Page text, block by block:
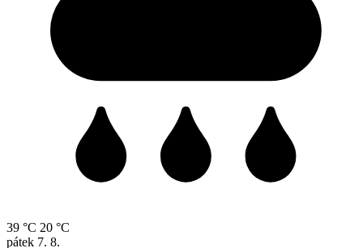
39 °C 20 °C
pátek 7. 8.